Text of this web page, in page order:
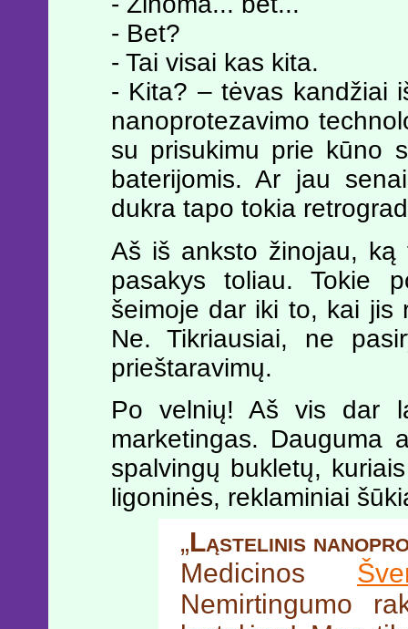
- Bet?
- Tai visai kas kita.
- Kita? – tėvas kandžiai
nanoprotezavimo
su prisukimu prie kūno
baterijomis. Ar jau
dukra tapo tokia
Aš iš anksto žinojau,
pasakys toliau. Tokie
šeimoje dar iki to, kai jis
Ne. Tikriausiai, ne
prieštaravimų.
Po velnių! Aš vis dar
marketingas. Dauguma
spalvingų bukletų,
ligoninės, reklaminiai
„Ląstelinis
Medicinos
Nemirtingumo